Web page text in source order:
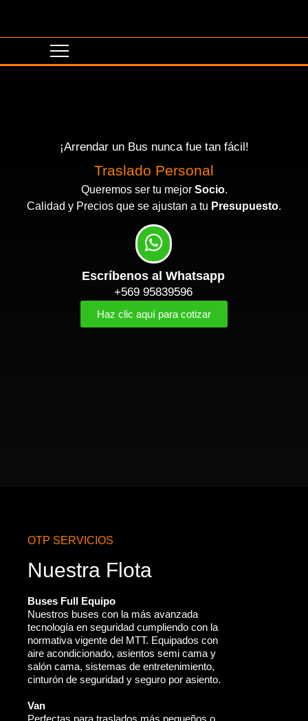
¡Arrendar un Bus nunca fue tan fácil!
Traslado Personal
Queremos ser tu mejor Socio.
Calidad y Precios que se ajustan a tu Presupuesto.
Escríbenos al Whatsapp
+569 95839596
Haz clic aquí para cotizar
OTP SERVICIOS
Nuestra Flota
Buses Full Equipo
Nuestros buses con la más avanzada
tecnología en seguridad cumpliendo con la
normativa vigente del MTT. Equipados con
aire acondicionado, asientos semi cama y
salón cama, sistemas de entretenimiento,
cinturón de seguridad y seguro por asiento.
Van
Perfectas para traslados más pequeños o